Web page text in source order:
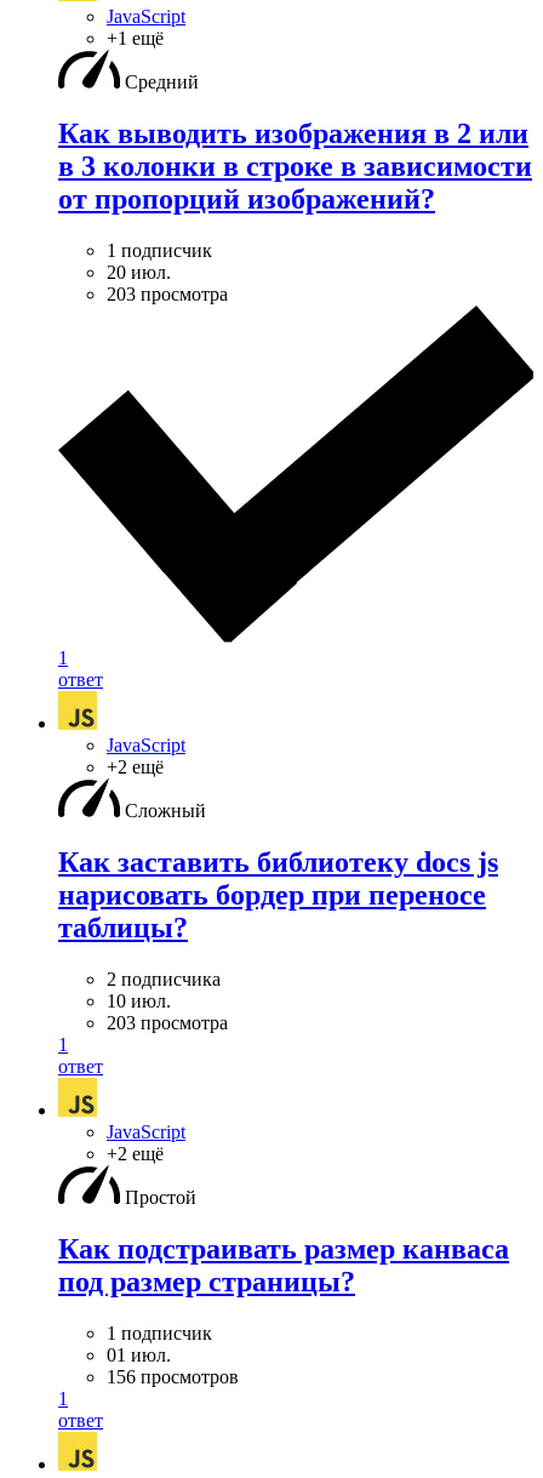
JavaScript
+1 ещё
Средний
Как выводить изображения в 2 или
в 3 колонки в строке в зависимости
от пропорций изображений?
1 подписчик
20 июл.
203 просмотра
1
ответ
JavaScript
+2 ещё
Сложный
Как заставить библиотеку docs js
нарисовать бордер при переносе
таблицы?
2 подписчика
10 июл.
203 просмотра
1
ответ
JavaScript
+2 ещё
Простой
Как подстраивать размер канваса
под размер страницы?
1 подписчик
01 июл.
156 просмотров
1
ответ